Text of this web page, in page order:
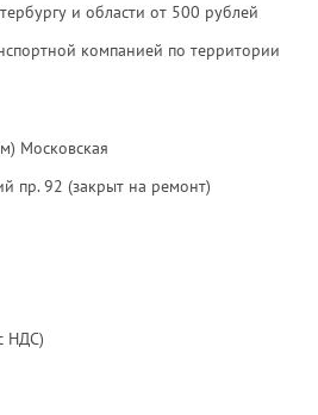
и области от 500 рублей
компанией по территории
Московская
пр. 92 (закрыт на ремонт)
НДС)